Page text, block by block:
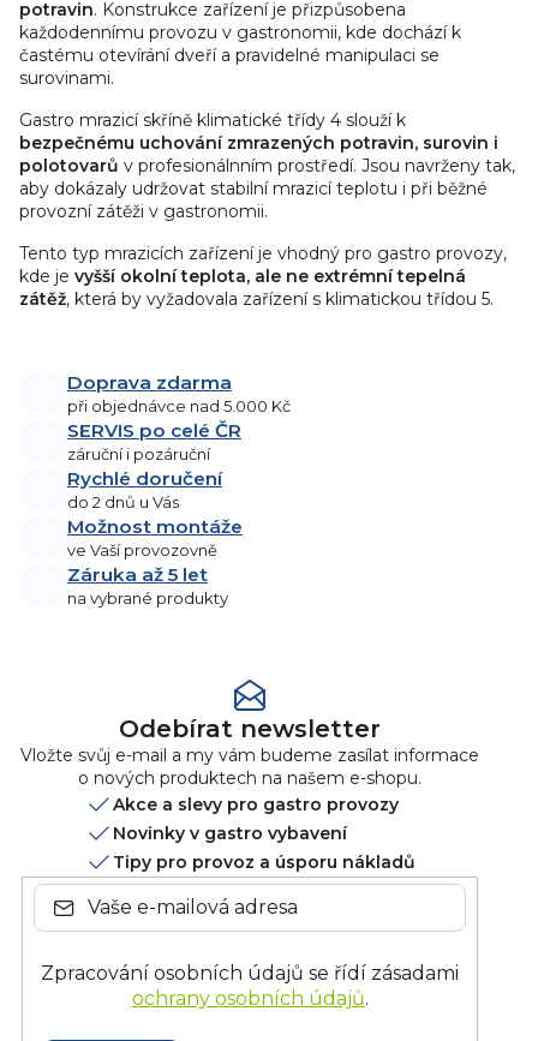
r
v
k
v
ý
p
i
u
potravin. Konstrukce zařízení je přizpůsobena
každodennímu provozu v gastronomii, kde dochází k
častému otevírání dveří a pravidelné manipulaci se
surovinami.
Gastro mrazicí skříně klimatické třídy 4 slouží k
bezpečnému uchování zmrazených potravin, surovin i
polotovarů v profesionálnním prostředí. Jsou navrženy tak,
aby dokázaly udržovat stabilní mrazicí teplotu i při běžné
provozní zátěži v gastronomii.
Tento typ mrazicích zařízení je vhodný pro gastro provozy,
kde je vyšší okolní teplota, ale ne extrémní tepelná
zátěž, která by vyžadovala zařízení s klimatickou třídou 5.
Doprava zdarma
při objednávce nad 5.000 Kč
SERVIS po celé ČR
záruční i pozáruční
Rychlé doručení
do 2 dnů u Vás
Možnost montáže
ve Vaší provozovně
Záruka až 5 let
na vybrané produkty
Odebírat newsletter
Vložte svůj e-mail a my vám budeme zasílat informace
o nových produktech na našem e-shopu.
Akce a slevy pro gastro provozy
Novinky v gastro vybavení
Tipy pro provoz a úsporu nákladů
Zpracování osobních údajů se řídí zásadami
ochrany osobních údajů.